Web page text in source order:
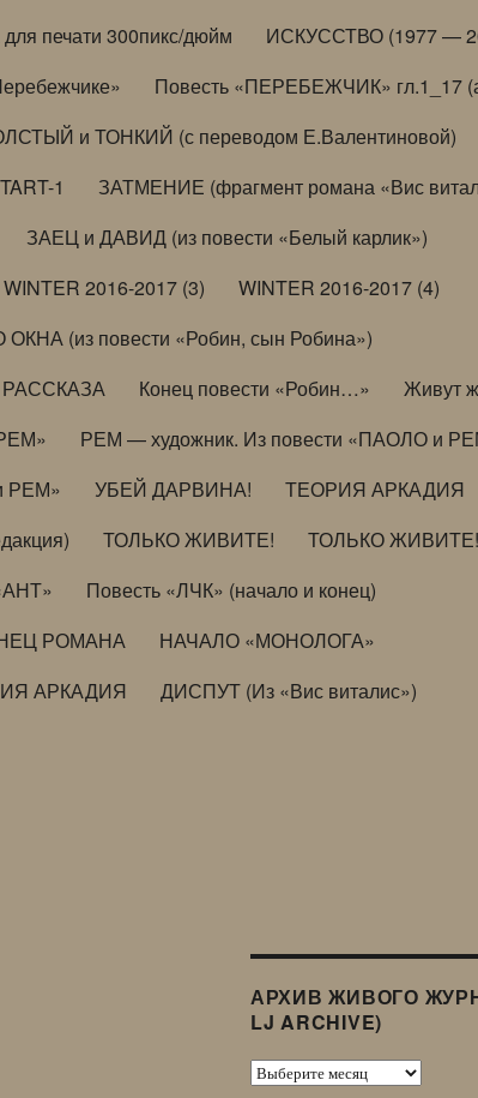
печати 300пикс/дюйм
ИСКУССТВО (1977 —
Повесть «ПЕРЕБЕЖЧИК» гл.1_17
и ТОНКИЙ (с переводом Е.Валентиновой)
1
ЗАТМЕНИЕ (фрагмент романа «Вис
ЗАЕЦ и ДАВИД (из повести «Белый карлик»)
WINTER 2016-2017 (3)
WINTER 2016-2017 (4)
(из повести «Робин, сын Робина»)
Конец повести «Робин…»
Живут
РЕМ — художник. Из повести «ПАОЛО и
РЕМ» УБЕЙ ДАРВИНА!
ТЕОРИЯ АРКАДИЯ
ТОЛЬКО ЖИВИТЕ!
ТОЛЬКО ЖИВИТЕ!
Повесть «ЛЧК» (начало и конец)
РОМАНА
НАЧАЛО «МОНОЛОГА»
АРКАДИЯ ДИСПУТ (Из «Вис виталис»)
АРХИВ ЖИВОГО
LJ ARCHIVE)
Архив